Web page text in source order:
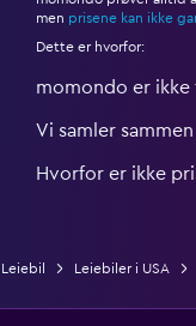
men prisene kan ikke
Dette er hvorfor:
momondo er ikke
Vi samler
Hvorfor er ikke
Leiebil Leiebiler i USA